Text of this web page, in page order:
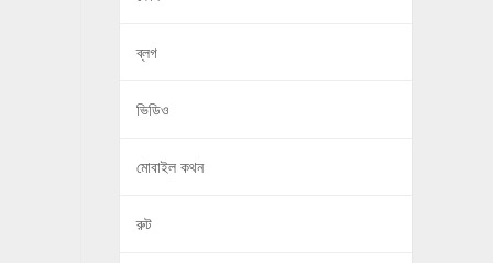
ব্লগ
ভিডিও
মোবাইল কথন
রুট